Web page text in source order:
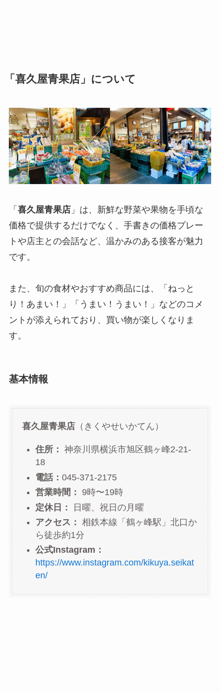
「喜久屋青果店」について
「 喜久屋青果店」は、新鮮な野菜や果物を手頃な
価格で提供するだけでなく、手書きの価格プレー
トや店主との会話など、温かみのある接客が魅力
です。
また、旬の食材やおすすめ商品には、「ねっと
り！あまい！」「うまい！うまい！」などのコメ
ントが添えられており、買い物が楽しくなりま
す。
基本情報
喜久屋青果店（きくやせいかてん）
住所： 神奈川県横浜市旭区鶴ヶ峰2-21-
18
電話： 045-371-2175
営業時間：
9時〜19時
定休日：
日曜、祝日の月曜
アクセス： 相鉄本線「鶴ヶ峰駅」北口か
ら徒歩約1分
公式Instagram：
https://www.instagram.com/kikuya.seikat
en/